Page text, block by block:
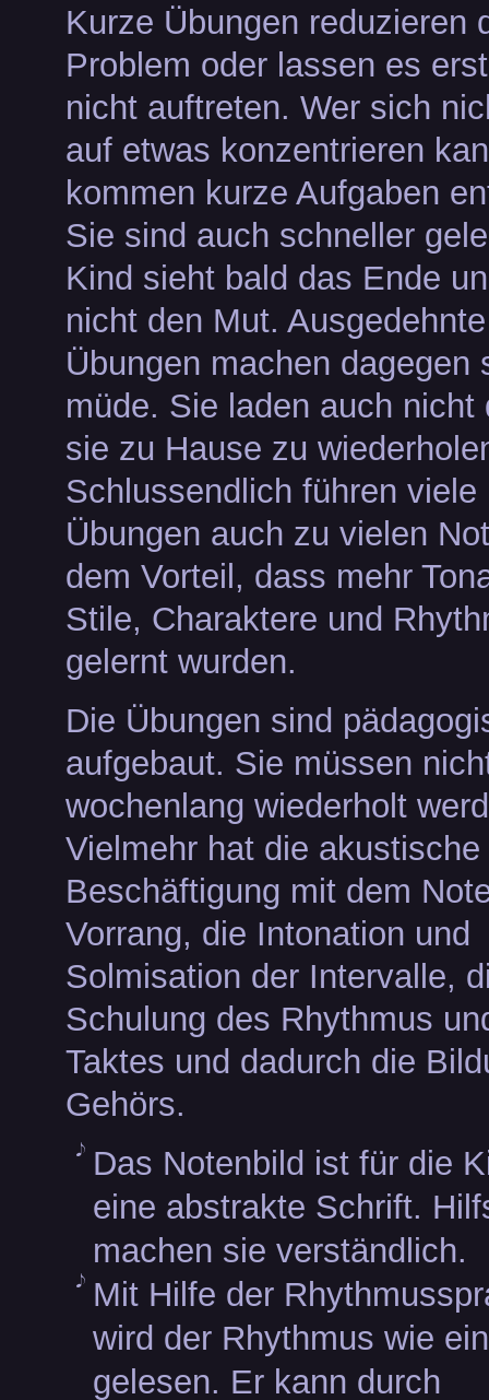
Kurze Übungen reduzieren
Problem oder lassen es
nicht auftreten. Wer sich
auf etwas konzentrieren
kommen kurze Aufgaben
Sie sind auch schneller
Kind sieht bald das Ende
nicht den Mut. Ausgedehnte
Übungen machen dagegen
müde. Sie laden auch nicht
sie zu Hause zu
Schlussendlich führen viele
Übungen auch zu vielen
dem Vorteil, dass mehr
Stile, Charaktere und
gelernt wurden.
Die Übungen sind
aufgebaut. Sie müssen
wochenlang wiederholt
Vielmehr hat die akustische
Beschäftigung mit dem
Vorrang, die Intonation und
Solmisation der Intervalle,
Schulung des Rhythmus
Taktes und dadurch die
Gehörs.
Das Notenbild ist für die
eine abstrakte Schrift.
machen sie verständlich.
Mit Hilfe der
wird der Rhythmus wie
gelesen. Er kann durch